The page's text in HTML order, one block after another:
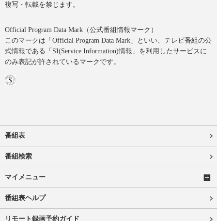
複写・転載を禁じます。
Official Program Data Mark（公式番組情報マーク）
このマークは「Official Program Data Mark」といい、テレビ番組の公
式情報である「SI(Service Information)情報」を利用したサービスに
のみ表記が許されているマークです。
番組表
番組検索
マイメニュー
番組表ヘルプ
リモート録画予約ガイド